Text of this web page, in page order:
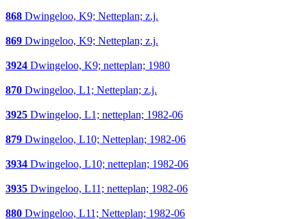
868 Dwingeloo, K9; Netteplan; z.j.
869 Dwingeloo, K9; Netteplan; z.j.
3924 Dwingeloo, K9; netteplan; 1980
870 Dwingeloo, L1; Netteplan; z.j.
3925 Dwingeloo, L1; netteplan; 1982-06
879 Dwingeloo, L10; Netteplan; 1982-06
3934 Dwingeloo, L10; netteplan; 1982-06
3935 Dwingeloo, L11; netteplan; 1982-06
880 Dwingeloo, L11; Netteplan; 1982-06